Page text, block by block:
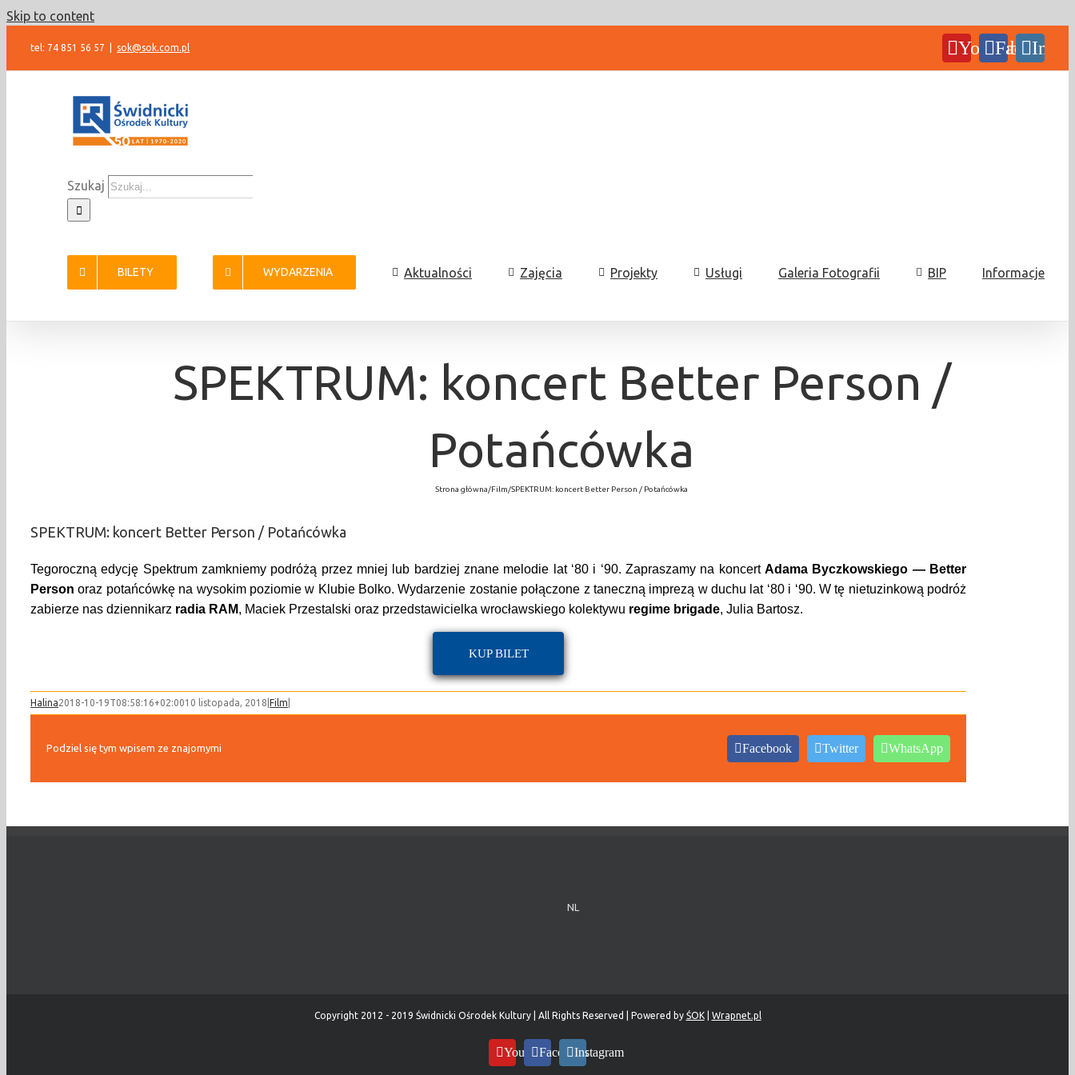
Skip to content
tel: 74 851 56 57 sok@sok.com.pl YouTubeFacebook
Szukaj
BILETY WYDARZENIA Aktualności Zajęcia Projekty Usługi Galeria Fotografii BIP Informacje
SPEKTRUM: koncert Better Person /
Potańcówka
Strona główna/Film/SPEKTRUM: koncert Better Person / Potańcówka
SPEKTRUM: koncert Better Person / Potańcówka
Tegoroczną edycję Spektrum zamkniemy podróżą przez mniej lub bardziej znane melodie lat ‘80 i ‘90. Zapraszamy na koncert Adama Byczkowskiego — Better
Person oraz potańcówkę na wysokim poziomie w Klubie Bolko. Wydarzenie zostanie połączone z taneczną imprezą w duchu lat ‘80 i ‘90. W tę nietuzinkową podróż
zabierze nas dziennikarz radia RAM, Maciek Przestalski oraz przedstawicielka wrocławskiego kolektywu regime brigade, Julia Bartosz.
KUP BILET
Halina2018-10-19T08:58:16+02:0010 listopada, 2018 Film
Podziel się tym wpisem ze znajomymi Facebook Twitter WhatsApp
NL
Copyright 2012 - 2019 Świdnicki Ośrodek Kultury | All Rights Reserved | Powered by ŚOK| Wrapnet.pl
YouTubeFacebookInstagram